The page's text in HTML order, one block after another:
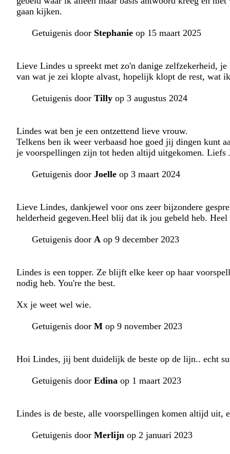
gaan kijken.
Getuigenis door Stephanie op 15 maart 2025
Lieve Lindes u spreekt met zo'n danige zelfzekerheid,
van wat je zei klopte alvast, hopelijk klopt de rest, wat
Getuigenis door Tilly op 3 augustus 2024
Lindes wat ben je een ontzettend lieve vrouw.
Telkens ben ik weer verbaasd hoe goed jij dingen kunt
je voorspellingen zijn tot heden altijd uitgekomen. Liefs
Getuigenis door Joelle op 3 maart 2024
Lieve Lindes, dankjewel voor ons zeer bijzondere
helderheid gegeven.Heel blij dat ik jou gebeld heb.
Getuigenis door A op 9 december 2023
Lindes is een topper. Ze blijft elke keer op haar
nodig heb. You're the best.
Xx je weet wel wie.
Getuigenis door M op 9 november 2023
Hoi Lindes, jij bent duidelijk de beste op de lijn.. echt
Getuigenis door Edina op 1 maart 2023
Lindes is de beste, alle voorspellingen komen altijd uit,
Getuigenis door Merlijn op 2 januari 2023